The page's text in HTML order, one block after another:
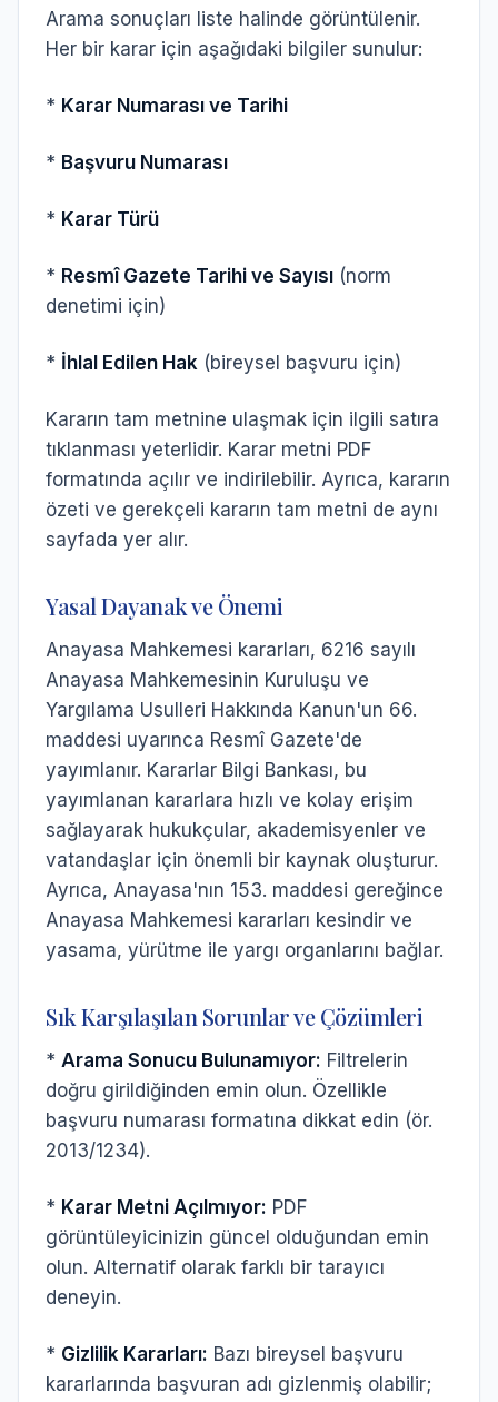
Arama sonuçları liste halinde görüntülenir.
Her bir karar için aşağıdaki bilgiler sunulur:
* Karar Numarası ve Tarihi
* Başvuru Numarası
* Karar Türü
* Resmî Gazete Tarihi ve Sayısı (norm
denetimi için)
* İhlal Edilen Hak (bireysel başvuru için)
Kararın tam metnine ulaşmak için ilgili satıra
tıklanması yeterlidir. Karar metni PDF
formatında açılır ve indirilebilir. Ayrıca, kararın
özeti ve gerekçeli kararın tam metni de aynı
sayfada yer alır.
Yasal Dayanak ve Önemi
Anayasa Mahkemesi kararları, 6216 sayılı
Anayasa Mahkemesinin Kuruluşu ve
Yargılama Usulleri Hakkında Kanun'un 66.
maddesi uyarınca Resmî Gazete'de
yayımlanır. Kararlar Bilgi Bankası, bu
yayımlanan kararlara hızlı ve kolay erişim
sağlayarak hukukçular, akademisyenler ve
vatandaşlar için önemli bir kaynak oluşturur.
Ayrıca, Anayasa'nın 153. maddesi gereğince
Anayasa Mahkemesi kararları kesindir ve
yasama, yürütme ile yargı organlarını bağlar.
Sık Karşılaşılan Sorunlar ve Çözümleri
* Arama Sonucu Bulunamıyor: Filtrelerin
doğru girildiğinden emin olun. Özellikle
başvuru numarası formatına dikkat edin (ör.
2013/1234).
* Karar Metni Açılmıyor: PDF
görüntüleyicinizin güncel olduğundan emin
olun. Alternatif olarak farklı bir tarayıcı
deneyin.
* Gizlilik Kararları: Bazı bireysel başvuru
kararlarında başvuran adı gizlenmiş olabilir;